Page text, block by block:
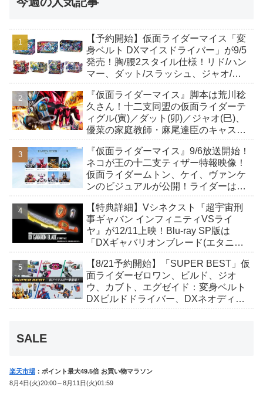
【予約開始】仮面ライダーマイス「変
身ベルト DXマイスドライバー」が9/5
発売！胸/腰2スタイル仕様！リド/ハン
マー、ダット/スラッシュ、ジャオ/バ
も！
『仮面ライダーマイス』脚本は荒川稔
久さん！十二支同盟の仮面ライダーテ
ィグル(寅)／ダット(卯)／ジャオ(巳)、
優菜の家庭教師・麻尾達臣のキャスト
んも変身！
『仮面ライダーマイス』9/6放送開始！
ネコが王の十二支ティザー特報映像！
仮面ライダームトン、ケイ、ヴァンケ
ンのビジュアルが公開！ライダーは子
【特典詳細】Vシネクスト『超宇宙刑
事ギャバン インフィニティVSライ
ヤ』が12/11上映！Blu-ray SP版は
「DXギャバリオンブレード(エタニテ
か豪華特典付き！
【8/21予約開始】「SUPER BEST」仮
面ライダーゼロワン、ビルド、ジオ
ウ、カブト、エグゼイド：変身ベルト
DXビルドドライバー、DXネオディケ
SALE
楽天市場 ：ポイント最大49.5倍 お買い物マラソン
8月4日(火)20:00～8月11日(火)01:59